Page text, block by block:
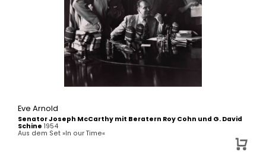
Eve Arnold
Senator Joseph McCarthy mit Beratern Roy Cohn und G. David
Schine 1954
Aus dem Set »In our Time«